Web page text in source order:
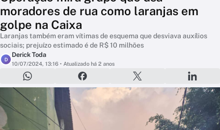
moradores de rua como laranjas em
golpe na Caixa
Laranjas também eram vítimas de esquema que desviava auxílios
sociais; prejuízo estimado é de R$ 10 milhões
D
Derick Toda
10/07/2024, 13:16 • Atualizado há 2 anos